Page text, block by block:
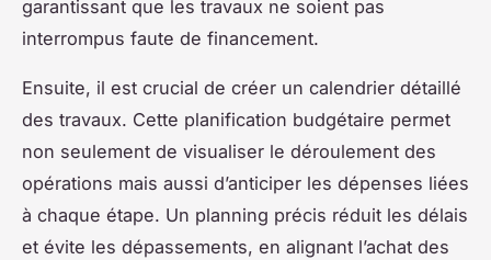
garantissant que les travaux ne soient pas
interrompus faute de financement.
Ensuite, il est crucial de créer un calendrier détaillé
des travaux. Cette planification budgétaire permet
non seulement de visualiser le déroulement des
opérations mais aussi d’anticiper les dépenses liées
à chaque étape. Un planning précis réduit les délais
et évite les dépassements, en alignant l’achat des